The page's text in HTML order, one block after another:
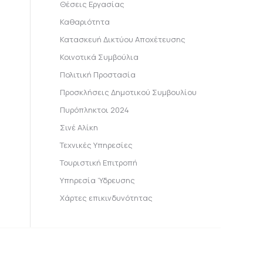
Θέσεις Εργασίας
Καθαριότητα
Κατασκευή Δικτύου Αποχέτευσης
Κοινοτικά Συμβούλια
Πολιτική Προστασία
Προσκλήσεις Δημοτικού Συμβουλίου
Πυρόπληκτοι 2024
Σινέ Αλίκη
Τεχνικές Υπηρεσίες
Τουριστική Επιτροπή
Υπηρεσία Ύδρευσης
Χάρτες επικινδυνότητας